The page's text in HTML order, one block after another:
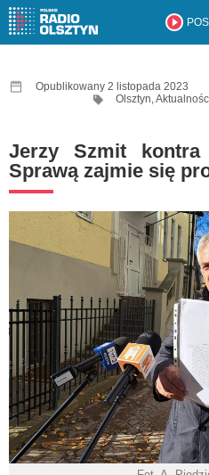
Opublikowany 2 listopada 2023
Olsztyn,
Jerzy Szmit kontra
Sprawą zajmie się